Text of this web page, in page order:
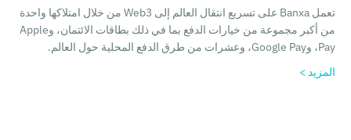
تعمل Banxa على تسريع انتقال العالم إلى Web3 من خلال امتلاكها واحدة
من أكبر مجموعة من خيارات الدفع بما في ذلك بطاقات الائتمان، وApple
Pay، وGoogle Pay، وعشرات من طرق الدفع المحلية حول العالم.
المزيد >